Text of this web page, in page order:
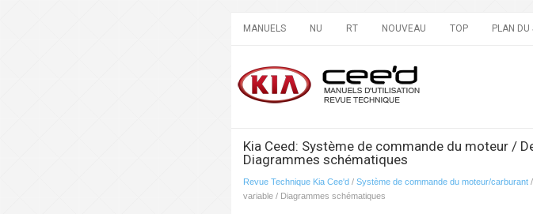
MANUELS NU RT NOUVEAU TOP PLAN DU
Kia Ceed: Système de commande du moteur /
Diagrammes schématiques
Revue Technique Kia Cee'd / Système de commande du moteur/carburant /
variable / Diagrammes schématiques